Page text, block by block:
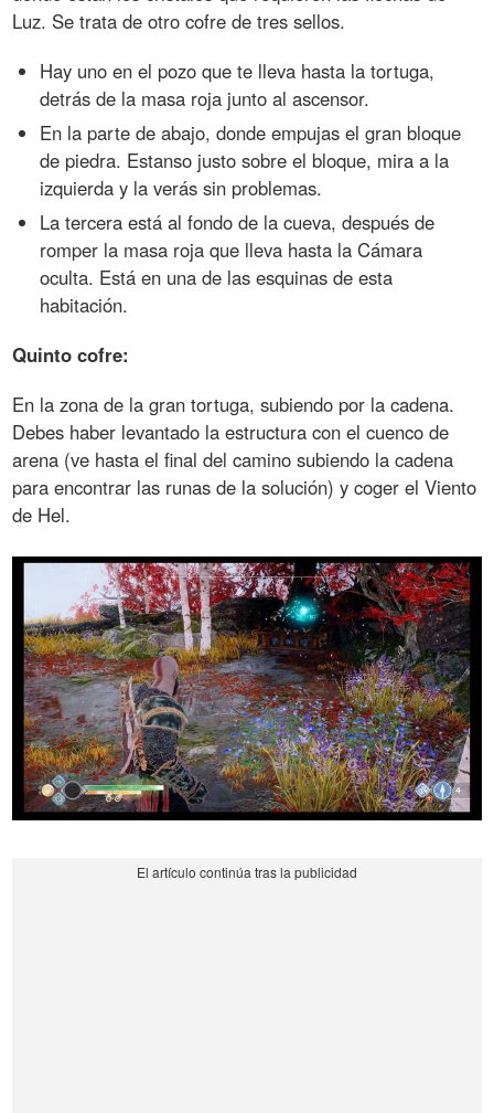
Luz. Se trata de otro cofre de tres sellos.
Hay uno en el pozo que te lleva hasta la tortuga,
detrás de la masa roja junto al ascensor.
En la parte de abajo, donde empujas el gran bloque
de piedra. Estanso justo sobre el bloque, mira a la
izquierda y la verás sin problemas.
La tercera está al fondo de la cueva, después de
romper la masa roja que lleva hasta la Cámara
oculta. Está en una de las esquinas de esta
habitación.
Quinto cofre:
En la zona de la gran tortuga, subiendo por la cadena.
Debes haber levantado la estructura con el cuenco de
arena (ve hasta el final del camino subiendo la cadena
para encontrar las runas de la solución) y coger el Viento
de Hel.